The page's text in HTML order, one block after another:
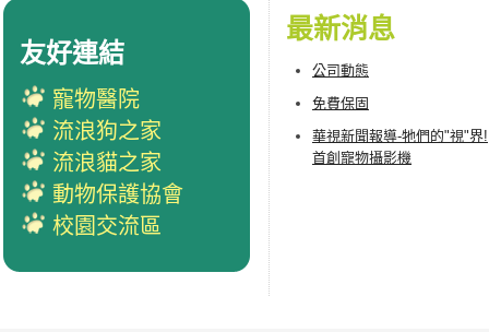
最新消息
公司動態
免費保固
華視新聞報導-牠們的"視"界!
首創寵物攝影機
友好連結
寵物醫院
流浪狗之家
流浪貓之家
動物保護協會
校園交流區